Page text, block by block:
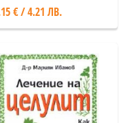
€ / 4.21 ЛВ.